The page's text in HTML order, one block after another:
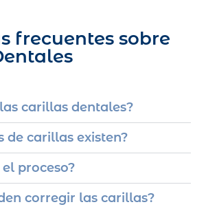
frecuentes sobre
carillas dentales?
de carillas existen?
el proceso?
corregir las carillas?